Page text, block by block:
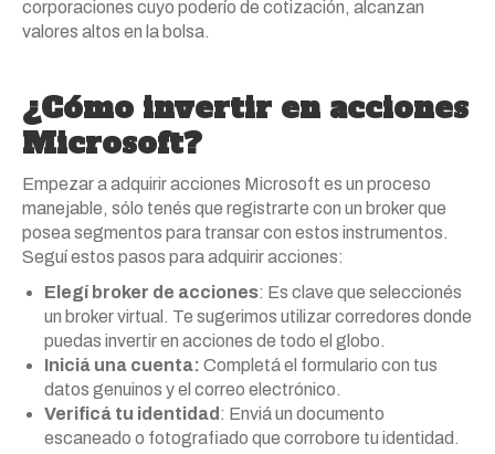
corporaciones cuyo poderío de cotización, alcanzan
valores altos en la bolsa.
¿Cómo invertir en acciones
Microsoft?
Empezar a adquirir acciones Microsoft es un proceso
manejable, sólo tenés que registrarte con un broker que
posea segmentos para transar con estos instrumentos.
Seguí estos pasos para adquirir acciones:
Elegí broker de acciones: Es clave que seleccionés
un broker virtual. Te sugerimos utilizar corredores donde
puedas invertir en acciones de todo el globo.
Iniciá una cuenta: Completá el formulario con tus
datos genuinos y el correo electrónico.
Verificá tu identidad : Enviá un documento
escaneado o fotografiado que corrobore tu identidad.